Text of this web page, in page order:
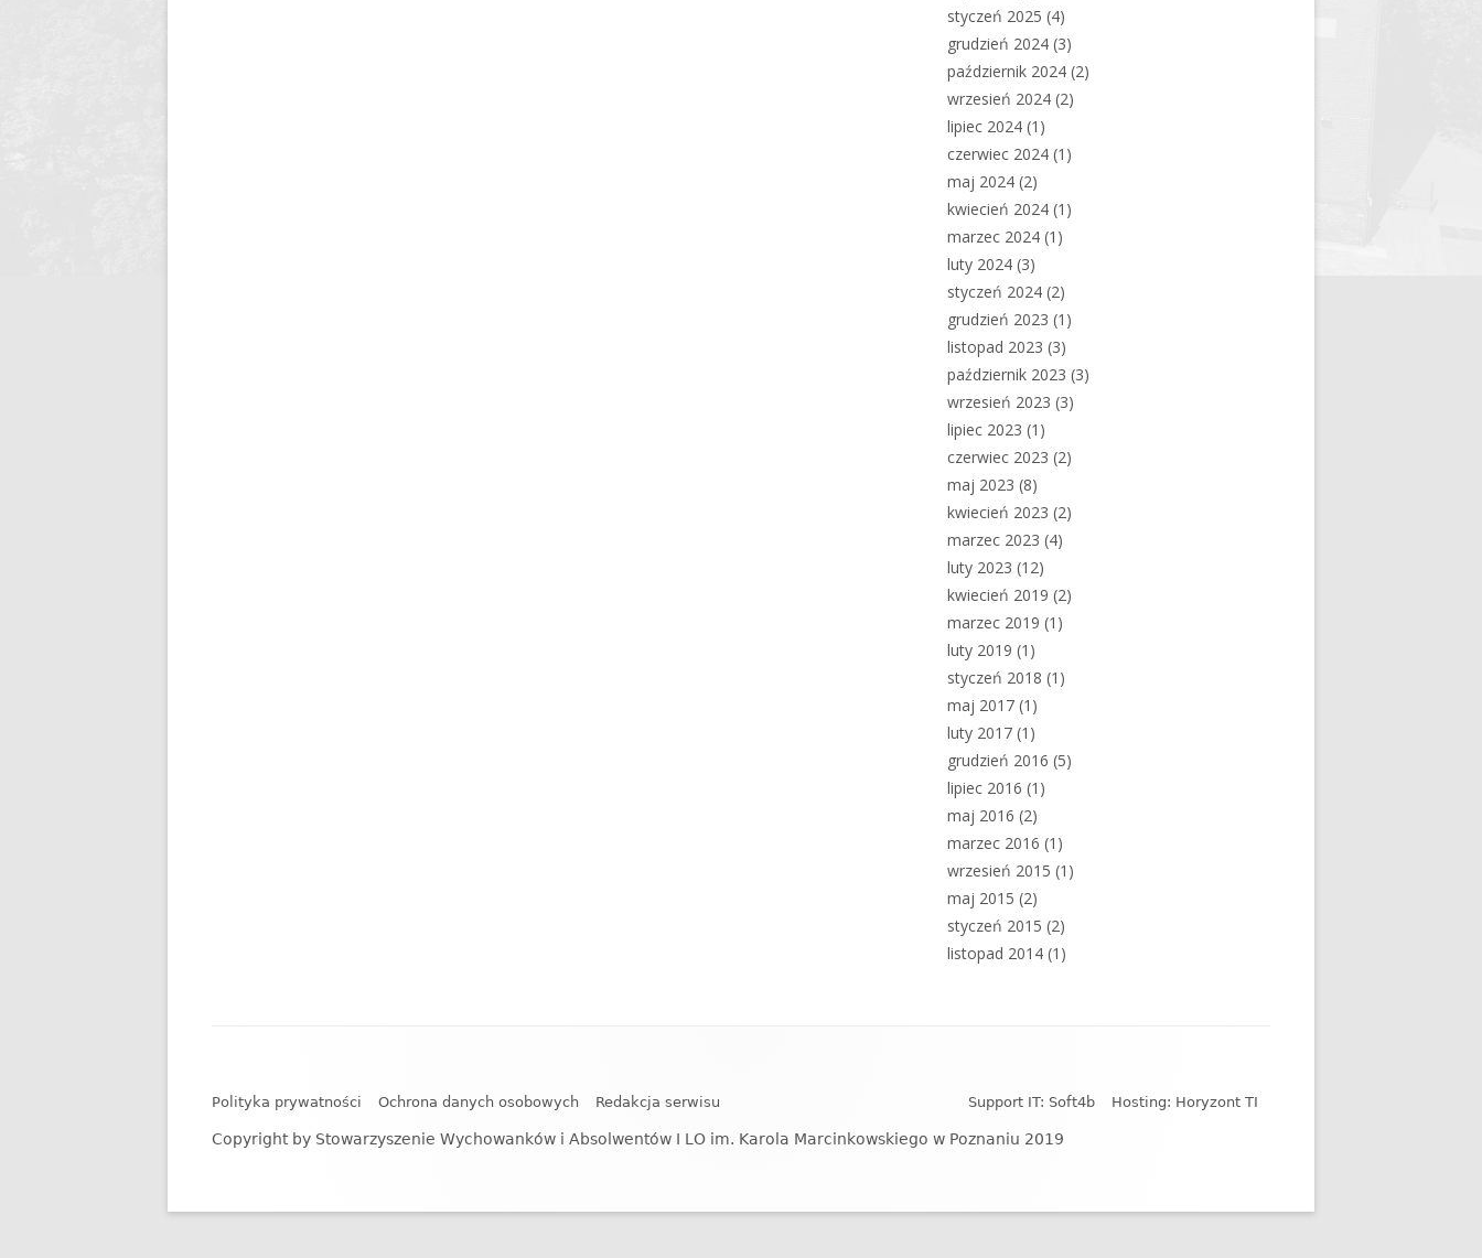
styczeń 2025 (4)
grudzień 2024 (3)
październik 2024 (2)
wrzesień 2024 (2)
lipiec 2024 (1)
czerwiec 2024 (1)
maj 2024 (2)
kwiecień 2024 (1)
marzec 2024 (1)
luty 2024 (3)
styczeń 2024 (2)
grudzień 2023 (1)
listopad 2023 (3)
październik 2023 (3)
wrzesień 2023 (3)
lipiec 2023 (1)
czerwiec 2023 (2)
maj 2023 (8)
kwiecień 2023 (2)
marzec 2023 (4)
luty 2023 (12)
kwiecień 2019 (2)
marzec 2019 (1)
luty 2019 (1)
styczeń 2018 (1)
maj 2017 (1)
luty 2017 (1)
grudzień 2016 (5)
lipiec 2016 (1)
maj 2016 (2)
marzec 2016 (1)
wrzesień 2015 (1)
maj 2015 (2)
styczeń 2015 (2)
listopad 2014 (1)
stopki
Polityka prywatności Ochrona danych osobowych Redakcja serwisu Support IT: Soft4b Hosting: Horyzont TI
Copyright by Stowarzyszenie Wychowanków i Absolwentów I LO im. Karola Marcinkowskiego w Poznaniu 2019